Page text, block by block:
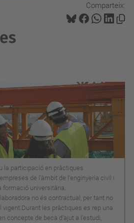
Comparteix:
la participació en pràctiques
de l'àmbit de l'enginyeria civil i
formació universitària,
no és contractual, per tant no
les pràctiques es rep una
concepte de beca d'ajut a l'estudi,